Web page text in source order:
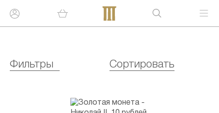
Фильтры Сортировать